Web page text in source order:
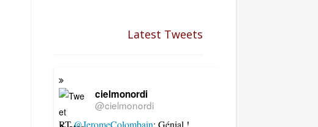
Latest Tweets
cielmonordi
@cielmonordi
RT@JeromeColombain: Génial !